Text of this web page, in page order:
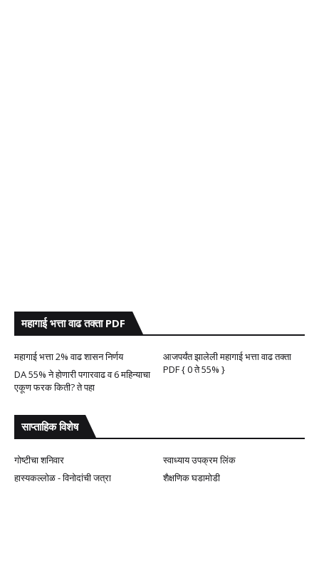
महागाई भत्ता वाढ तक्ता PDF
महागाई भत्ता 2% वाढ शासन निर्णय
आजपर्यंत झालेली महागाई भत्ता वाढ तक्ता
PDF { 0 ते 55% }
DA 55% ने होणारी पगारवाढ व 6 महिन्याचा
एकूण फरक किती? ते पहा
साप्ताहिक विशेष
गोष्टीचा शनिवार
स्वाध्याय उपक्रम लिंक
हास्यकल्लोळ - विनोदांची जत्रा
शैक्षणिक घडामोडी